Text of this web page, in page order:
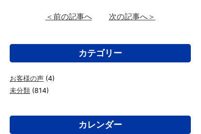
＜前の記事へ 次の記事へ＞
カテゴリー
お客様の声 (4)
未分類 (814)
カレンダー